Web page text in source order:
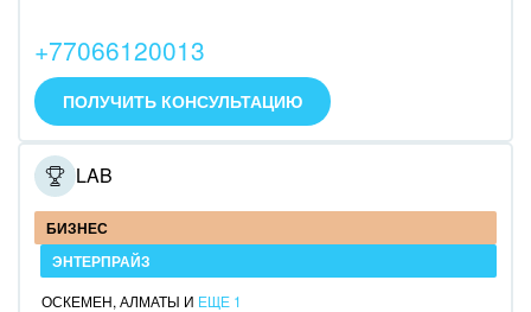
Нефть, газ
Оборудование, техника
Полиграфия
Ритуальные услуги
Рынки и торговля
+77066120013
ПОЛУЧИТЬ КОНСУЛЬТАЦИЮ
ONELAB
БИЗНЕС
ЭНТЕРПРАЙЗ
ОСКЕМЕН, АЛМАТЫ И ЕЩЕ 1